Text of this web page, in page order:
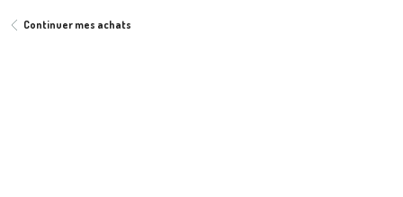
Continuer mes achats